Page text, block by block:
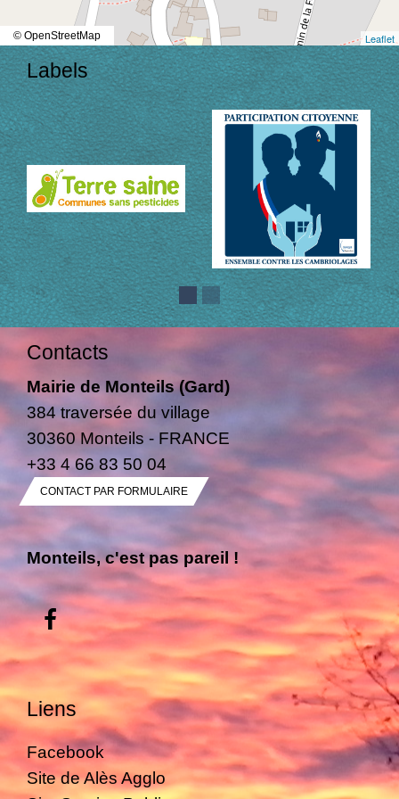
Leaflet
© OpenStreetMap
Labels
Contacts
Mairie de Monteils (Gard)
384 traversée du village
30360 Monteils - FRANCE
+33 4 66 83 50 04
CONTACT PAR FORMULAIRE
Monteils, c'est pas pareil !
Liens
Facebook
Site de Alès Agglo